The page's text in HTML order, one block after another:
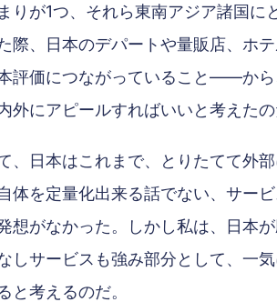
りが1つ、それら東南アジア諸国に
際、日本のデパートや量販店、ホ
評価につながっていること――か
にアピールすればいいと考えたの
、日本はこれまで、とりたてて外
体を定量化出来る話でない、サー
想がなかった。しかし私は、日本
しサービスも強み部分として、一
と考えるのだ。